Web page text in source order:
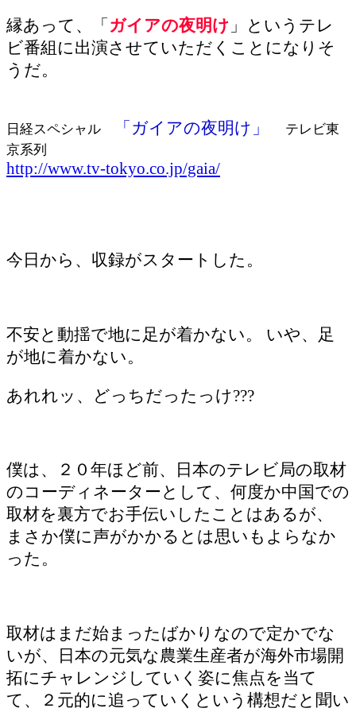
有
縁あって、「 ガイアの夜明け 」というテレ
ビ番組に出演させていただくことになりそ
うだ。
日経スペシャル 「ガイアの夜明け」
テレビ東
京系列
http://www.tv-tokyo.co.jp/gaia/
今日から、収録がスタートした。
不安と動揺で地に足が着かない。 いや、足
が地に着かない。
あれれッ、どっちだったっけ???
僕は、２０年ほど前、日本のテレビ局の取材
のコーディネーターとして、何度か中国での
取材を裏方でお手伝いしたことはあるが、
まさか僕に声がかかるとは思いもよらなか
った。
取材はまだ始まったばかりなので定かでな
いが、日本の元気な農業生産者が海外市場開
拓にチャレンジしていく姿に焦点を当て
て、２元的に追っていくという構想だと聞い